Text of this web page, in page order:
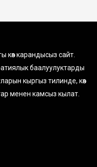
көз карандысыз сайт.
баалуулуктарды
кыргыз тилинде, көз
менен камсыз кылат.